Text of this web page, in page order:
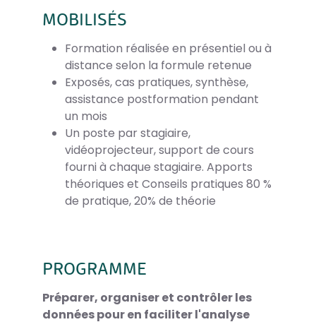
MOBILISÉS
Formation réalisée en présentiel ou à
distance selon la formule retenue
Exposés, cas pratiques, synthèse,
assistance postformation pendant
un mois
Un poste par stagiaire,
vidéoprojecteur, support de cours
fourni à chaque stagiaire. Apports
théoriques et Conseils pratiques 80 %
de pratique, 20% de théorie
PROGRAMME
Préparer, organiser et contrôler les
données pour en faciliter l'analyse